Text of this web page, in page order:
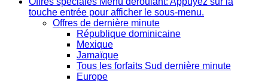
touche entrée pour afficher le sous-menu.
Offres de dernière minute
République dominicaine
Mexique
Jamaïque
Tous les forfaits Sud dernière minute
Europe